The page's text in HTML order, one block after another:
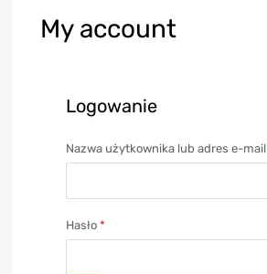
Myaccount
Logowanie
Nazwa użytkownika lub adres e-mail
Hasło *